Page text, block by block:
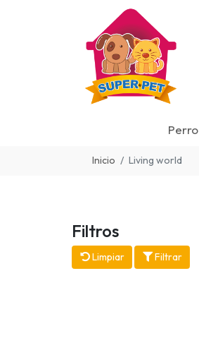
Perro
Inicio Living world
Filtros
Limpiar Filtrar